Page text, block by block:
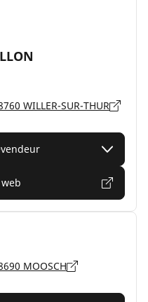
WILLER-SUR-THUR
MOOSCH